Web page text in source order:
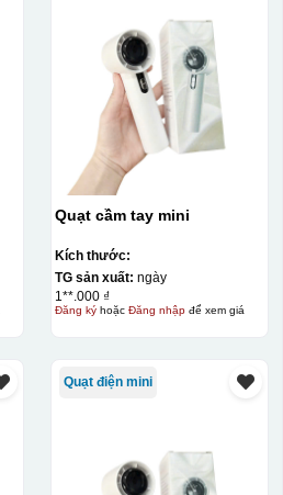
Quạt cầm tay mini
Kích thước:
TG sản xuất: ngày
1**.000 ₫
Đăng kýhoặc Đăng nhậpđể xem giá
Quạt điện mini